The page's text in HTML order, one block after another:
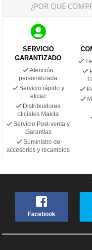
¿POR QUÉ
SERVICIO
GARANTIZADO
Atención
personalizada
Servicio rápido y
eficaz
Distribuidores
oficiales Makita
Servicio Post-venta y
Garantías
Suministro de
accesorios y recambios
Facebook